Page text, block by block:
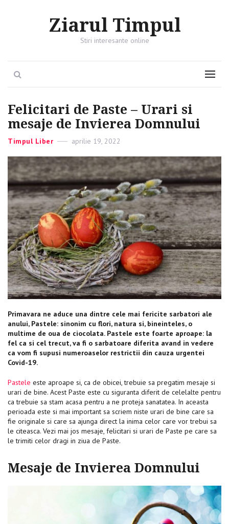
Ziarul Timpul
Stiri interesante online
Menu
Felicitari de Paste – Urari si
mesaje de Invierea Domnului
Categories
Timpul Liber
Posted
aprilie 19, 2022
Primavara ne aduce una dintre cele mai fericite sarbatori ale
anului, Pastele: sinonim cu flori, natura si, bineinteles, o
multime de oua de ciocolata. Pastele este foarte aproape: la
fel ca si cel trecut, va fi o sarbatoare diferita avand in vedere
ca vom fi supusi numeroaselor restrictii din cauza urgentei
Covid-19.
Pastele este aproape si, ca de obicei, trebuie sa pregatim mesaje si
urari de bine. Acest Paste este cu siguranta diferit de celelalte pentru
ca trebuie sa stam acasa pentru a ne proteja sanatatea. In aceasta
perioada este si mai important sa scriem niste urari de bine care sa
fie originale si care sa ajunga direct la inima celor care vor trebui sa
le citeasca. Vezi mai jos mesaje, felicitari si urari de Paste pe care sa
le trimiti celor dragi in ziua de Paste.
Mesaje de Invierea Domnului